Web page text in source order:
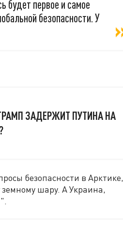
будет первое и самое
безопасности. У
ЗАДЕРЖИТ ПУТИНА НА
безопасности в Арктике,
шару. А Украина,